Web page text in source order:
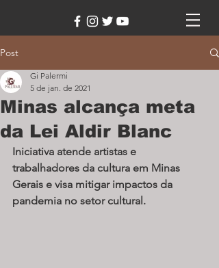
Post
Minas alcança meta
da Lei Aldir Blanc
Gi Palermi
5 de jan. de 2021
Iniciativa atende artistas e
trabalhadores da cultura em Minas
Gerais e visa mitigar impactos da
pandemia no setor cultural.